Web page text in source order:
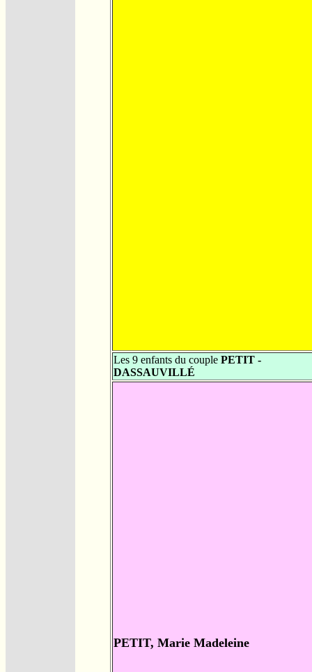
Les 9 enfants du couple PETIT -
DASSAUVILLÉ
PETIT, Marie Madeleine